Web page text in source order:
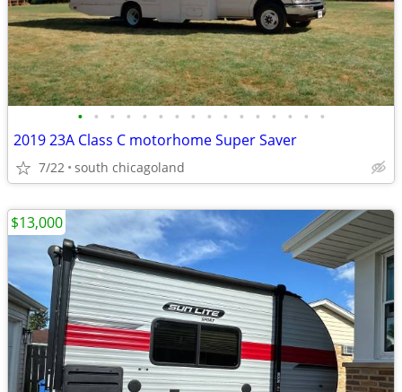
• • • • • • • • • • • • • • • •
2019 23A Class C motorhome Super Saver
7/22 south chicagoland
$13,000